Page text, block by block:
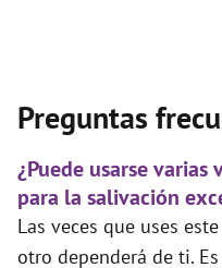
Preguntas
¿Puede usarse varias
para la salivación
Las veces que uses
otro dependerá de ti.